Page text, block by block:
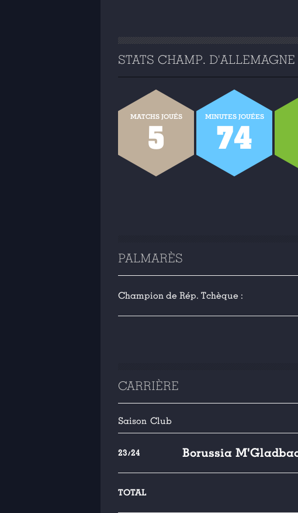
STATS CHAMP. D'ALLEMAGNE
MATCHS JOUÉS
5
MINUTES JOUÉES
74
PALMARÈS
Champion de Rép. Tchèque :
CARRIÈRE
Saison Club
23/24 Borussia
TOTAL